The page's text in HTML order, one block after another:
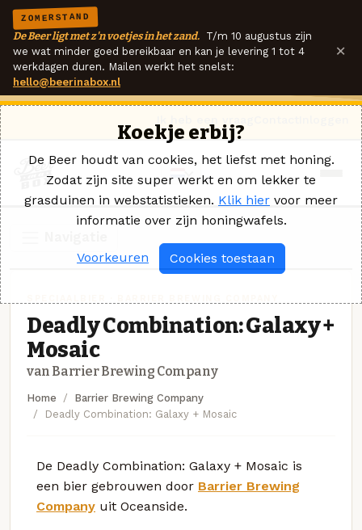
ZOMERSTAND
De Beer ligt met z'n voetjes in het zand. T/m 10 augustus zijn
we wat minder goed bereikbaar en kan je levering 1 tot 4
werkdagen duren. Mailen werkt het snelst:
hello@beerinabox.nl
×
Deadly Combination: Galaxy +
Mosaic
van Barrier Brewing Company
Home
Barrier Brewing Company
Deadly Combination: Galaxy + Mosaic
De Deadly Combination: Galaxy + Mosaic is
een bier gebrouwen door Barrier Brewing
Company uit Oceanside.
Koekje erbij?
De Beer houdt van cookies, het liefst met honing.
Zodat zijn site super werkt en om lekker te
grasduinen in webstatistieken. Klik hier voor meer
informatie over zijn honingwafels.
Voorkeuren Cookies toestaan